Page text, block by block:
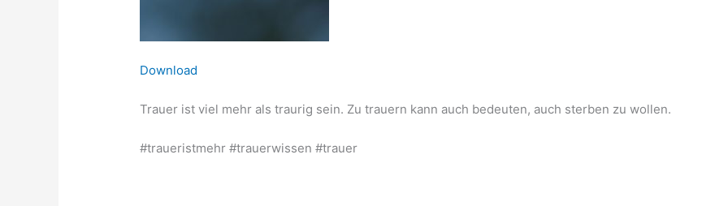
Download
Trauer ist viel mehr als traurig sein. Zu trauern kann auch bedeuten, auch sterben zu wollen.
#traueristmehr #trauerwissen #trauer